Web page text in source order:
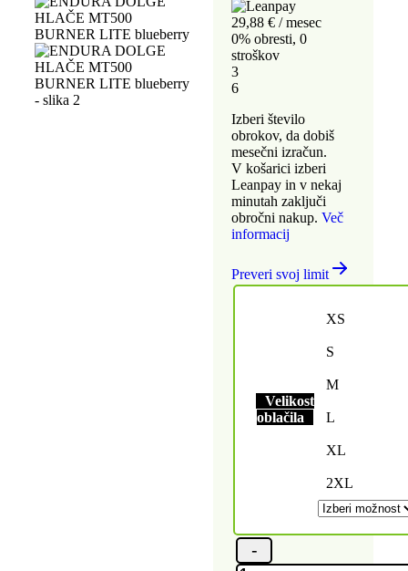
29,88 € / mesec
0% obresti, 0
stroškov
3
6
Izberi število
obrokov, da dobiš
mesečni izračun.
V košarici izberi
Leanpay in v nekaj
minutah zaključi
obročni nakup. Več
informacij
Preveri svoj limit
Velikost
oblačila
XS
S
M
L
XL
2XL